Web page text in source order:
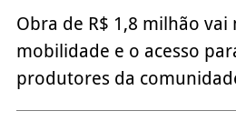
Obra de R$ 1,8 milhão vai
mobilidade e o acesso
produtores da